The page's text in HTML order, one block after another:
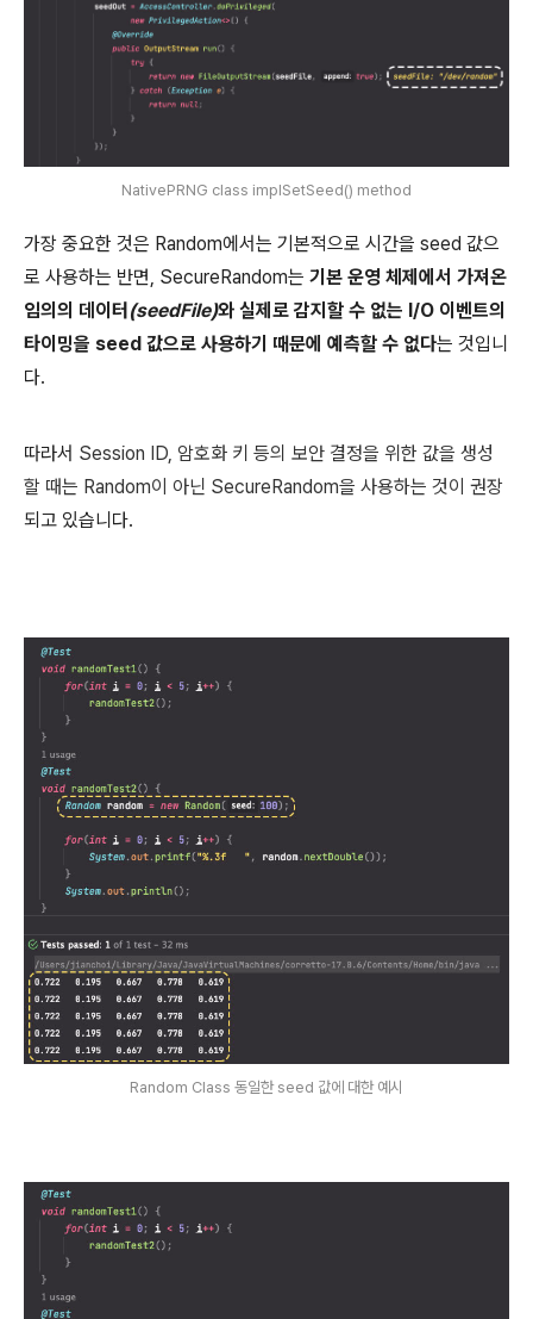
NativePRNG class implSetSeed() method
가장 중요한 것은 Random에서는 기본적으로 시간을 seed 값으
로 사용하는 반면, SecureRandom는 기본 운영 체제에서 가져온
임의의 데이터 (seedFile)와 실제로 감지할 수 없는 I/O 이벤트의
타이밍을 seed 값으로 사용하기 때문에 예측할 수 없다는 것입니
다.
따라서 Session ID, 암호화 키 등의 보안 결정을 위한 값을 생성
할 때는 Random이 아닌 SecureRandom을 사용하는 것이 권장
되고 있습니다.
Random Class 동일한 seed 값에 대한 예시